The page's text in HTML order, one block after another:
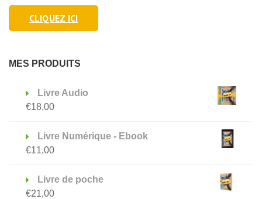
CLIQUEZ ICI
MES PRODUITS
Livre Audio
€18,00
Livre Numérique - Ebook
€11,00
Livre de poche
€21,00